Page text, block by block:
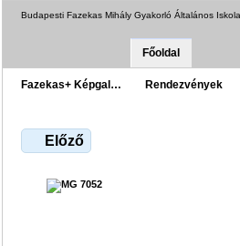
Budapesti Fazekas Mihály Gyakorló Általános
Főoldal
Fazekas+ Képgal… Rendezvények
Előző